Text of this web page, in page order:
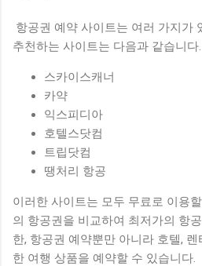
항공권 예약 사이트는 여러 가지가
추천하는 사이트는 다음과 같습니다.
스카이스캐너
카약
익스피디아
호텔스닷컴
트립닷컴
땡처리 항공
이러한 사이트는 모두 무료로 이용
의 항공권을 비교하여 최저가의 항
한, 항공권 예약뿐만 아니라 호텔,
한 여행 상품을 예약할 수 있습니다.